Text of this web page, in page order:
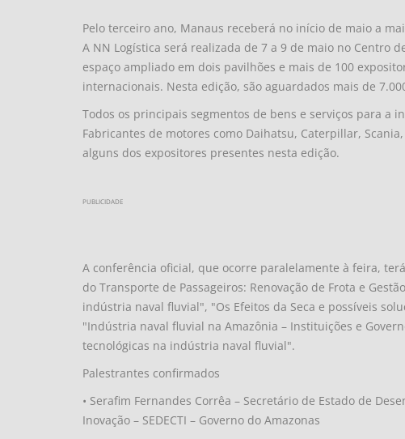
Pelo terceiro ano, Manaus receberá no início de maio a
A NN Logística será realizada de 7 a 9 de maio no Centro
espaço ampliado em dois pavilhões e mais de 100
internacionais. Nesta edição, são aguardados mais de
Todos os principais segmentos de bens e serviços para a
Fabricantes de motores como Daihatsu, Caterpillar,
alguns dos expositores presentes nesta edição.
PUBLICIDADE
A conferência oficial, que ocorre paralelamente à feira,
do Transporte de Passageiros: Renovação de Frota e
indústria naval fluvial", "Os Efeitos da Seca e possíveis
"Indústria naval fluvial na Amazônia – Instituições e
tecnológicas na indústria naval fluvial".
Palestrantes confirmados
• Serafim Fernandes Corrêa – Secretário de Estado de
Inovação – SEDECTI – Governo do Amazonas